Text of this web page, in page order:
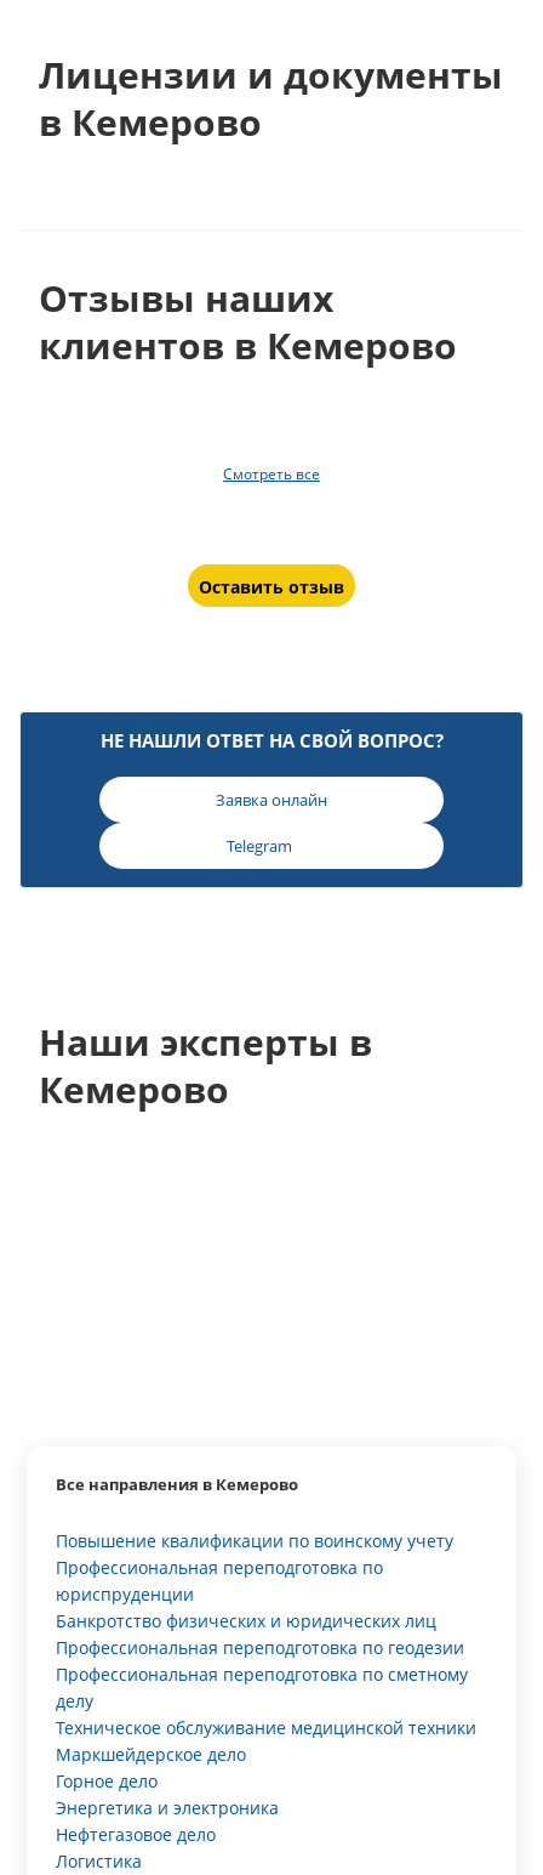
Лицензии и документы
в Кемерово
Отзывы наших
клиентов в Кемерово
Смотреть все
Оставить отзыв
НЕ НАШЛИ ОТВЕТ НА СВОЙ ВОПРОС?
Заявка онлайн
Telegram
Наши эксперты в
Кемерово
Все направления в Кемерово
Повышение квалификации по воинскому учету
Профессиональная переподготовка по
юриспруденции
Банкротство физических и юридических лиц
Профессиональная переподготовка по геодезии
Профессиональная переподготовка по сметному
делу
Техническое обслуживание медицинской техники
Маркшейдерское дело
Горное дело
Энергетика и электроника
Нефтегазовое дело
Логистика